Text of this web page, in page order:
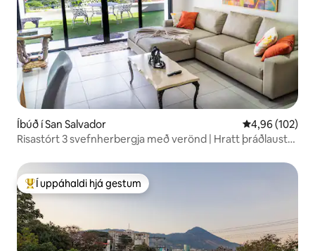
Íbúð í San Salvador 4,96 af 5 í
4,96 (102)
Risastórt 3 svefnherbergja með verönd | Hratt þráðlaust
Í mestu uppáhaldi hjá gestum
Í uppáhaldi hjá gestum